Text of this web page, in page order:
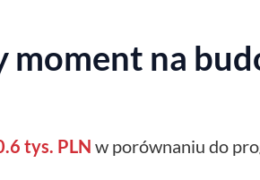
moment na
tys. PLN w porównaniu do